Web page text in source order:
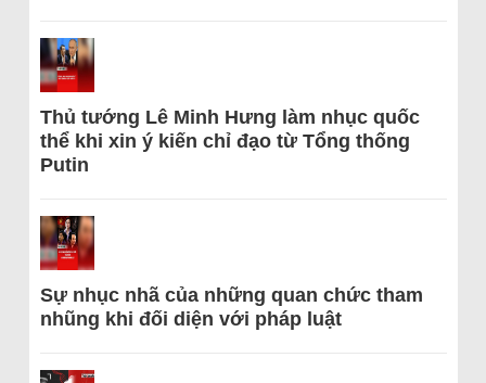
Thủ tướng Lê Minh Hưng làm nhục quốc
thể khi xin ý kiến chỉ đạo từ Tổng thống
Putin
Sự nhục nhã của những quan chức tham
nhũng khi đối diện với pháp luật